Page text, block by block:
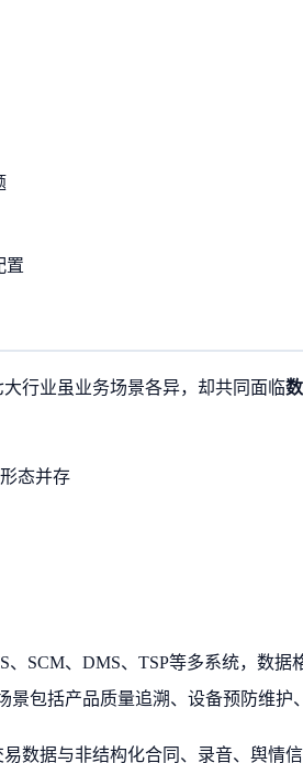
置
行业虽业务场景各异，却共同面临
态并存
SCM、DMS、TSP等多系统，数据
包括产品质量追溯、设备预防维护
数据与非结构化合同、录音、舆情